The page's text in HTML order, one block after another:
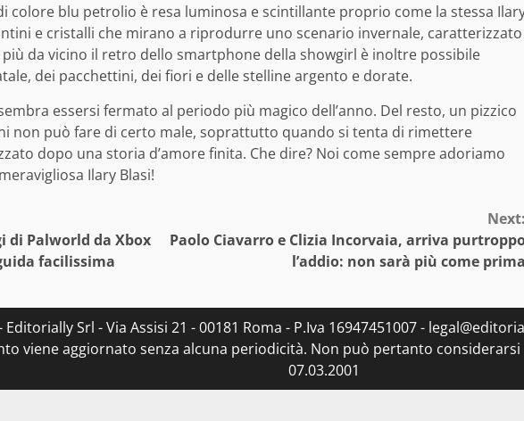
colore blu petrolio è resa luminosa e scintillante proprio come la stessa
e cristalli che mirano a riprodurre uno scenario invernale, caratterizzato
da vicino il retro dello smartphone della showgirl è inoltre possibile
dei pacchettini, dei fiori e delle stelline argento e dorate.
essersi fermato al periodo più magico dell’anno. Del resto, un pizzico
non può fare di certo male, soprattutto quando si tenta di rimettere
dopo una storia d’amore finita. Che dire? Noi come sempre adoriamo
Ilary Blasi!
di Palworld da Xbox
facilissima
Paolo Ciavarro e Clizia Incorvaia, arriva
l’addio: non sarà più come
Srl - Via Assisi 21 - 00181 Roma - P.Iva 16947451007 -
viene aggiornato senza alcuna periodicità. Non può pertanto
07.03.2001